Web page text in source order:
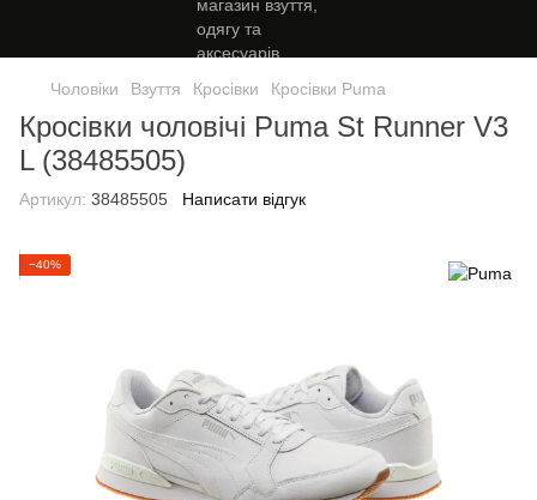
Чоловіки Взуття Кросівки Кросівки Puma
Кросівки чоловічі Puma St Runner V3
L (38485505)
Артикул: 38485505 Написати відгук
−40%